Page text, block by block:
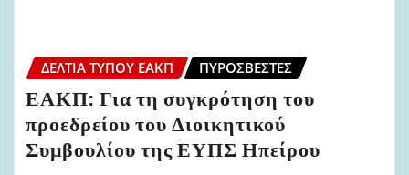
ΔΕΛΤΊΑ ΤΎΠΟΥ ΕΑΚΠ ΠΥΡΟΣΒΈΣΤΕΣ
ΕΑΚΠ: Για τη συγκρότηση του
προεδρείου του Διοικητικού
Συμβουλίου της ΕΥΠΣ Ηπείρου